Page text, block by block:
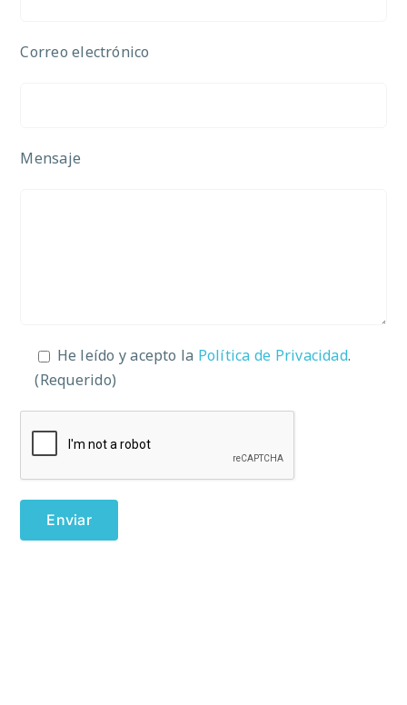
Correo electrónico
Mensaje
He leído y acepto la Política de Privacidad.
(Requerido)